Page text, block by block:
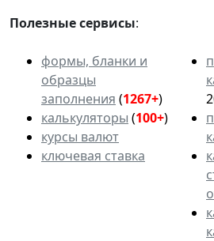
Полезные сервисы:
формы, бланки и
образцы
заполнения (1267+)
калькуляторы (100+)
курсы валют
ключевая ставка